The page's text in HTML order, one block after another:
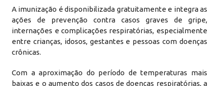
A imunização é disponibilizada gratuitamente e integra as
ações de prevenção contra casos graves de gripe,
internações e complicações respiratórias, especialmente
entre crianças, idosos, gestantes e pessoas com doenças
crônicas.
Com a aproximação do período de temperaturas mais
baixas e o aumento dos casos de doenças respiratórias, a